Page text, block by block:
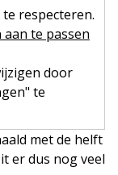
respecteren.
te passen
door
te
met de helft
er dus nog veel